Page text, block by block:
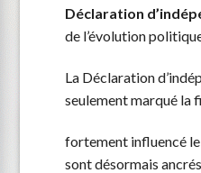
Déclaration
de l’évolution
La Déclaration
seulement marqué la
fortement influencé le
sont désormais